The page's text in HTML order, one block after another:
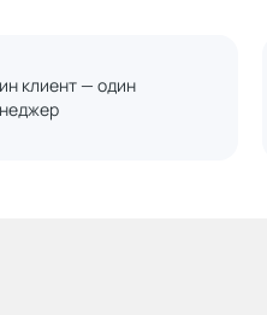
клиент — один